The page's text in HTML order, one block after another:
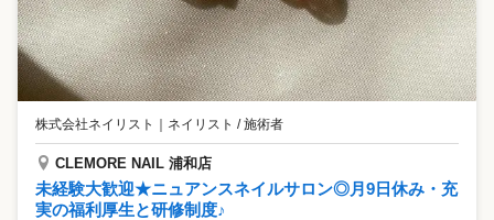
株式会社ネイリスト ｜ ネイリスト / 施術者
CLEMORE NAIL 浦和店
未経験大歓迎★ニュアンスネイルサロン◎月9日休み・充
実の福利厚生と研修制度♪